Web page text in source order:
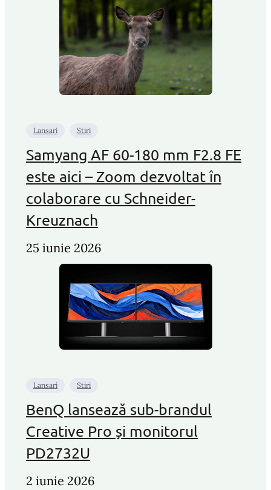
Lansari Stiri
Samyang AF 60-180 mm F2.8 FE
este aici – Zoom dezvoltat în
colaborare cu Schneider-
Kreuznach
25 iunie 2026
Lansari Stiri
BenQ lansează sub-brandul
Creative Pro și monitorul
PD2732U
2 iunie 2026